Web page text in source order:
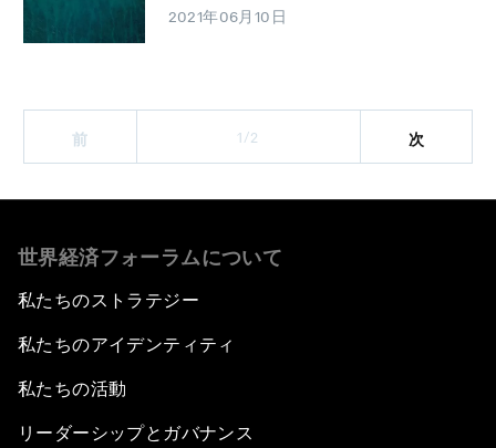
2021年06月10日
前 1/2 次
世界経済フォーラムについて
私たちのストラテジー
私たちのアイデンティティ
私たちの活動
リーダーシップとガバナンス